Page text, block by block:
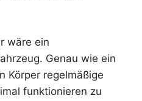
wäre ein
Genau wie ein
Körper regelmäßige
funktionieren zu